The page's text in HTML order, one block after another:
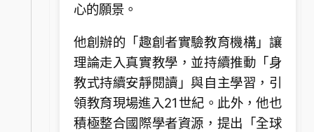
心的願景。
他創辦的「趣創者實驗教育機構」讓
理論走入真實教學，並持續推動「身
教式持續安靜閱讀」與自主學習，引
領教育現場進入21世紀。此外，他也
積極整合國際學者資源，提出「全球